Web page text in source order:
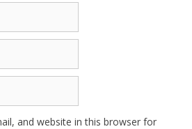
and website in this browser for